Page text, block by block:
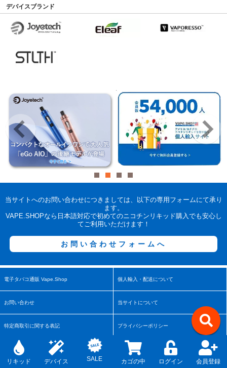
リキッド デバイス SALE カゴの中 ログイン 会員登録
デバイスブランド
↑
当サイトへのお問い合わせにつきましては、以下の専用フォームにて承り
ます。
VAPE.SHOPなら日本語対応で初めてのニコチンリキッド購入でも安心し
てご利用いただけます！
お問い合わせフォームへ
電子タバコ通販 Vape.Shop 個人輸入・配送について
お問い合わせ 当サイトについて
特定商取引に関する表記 プライバシーポリシー
電子タバコ・VAPEコラム よくあるご質問